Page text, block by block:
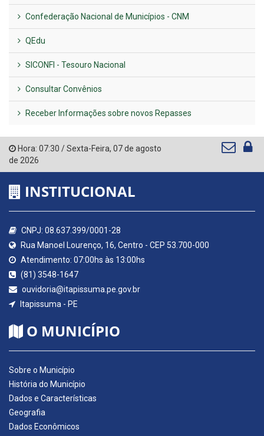
Confederação Nacional de Municípios - CNM
QEdu
SICONFI - Tesouro Nacional
Consultar Convênios
Receber Informações sobre novos Repasses
Hora: 07:30 /Sexta-Feira, 07 de agosto
de 2026
INSTITUCIONAL
CNPJ: 08.637.399/0001-28
Rua Manoel Lourenço, 16, Centro - CEP 53.700-000
Atendimento: 07:00hs às 13:00hs
(81) 3548-1647
ouvidoria@itapissuma.pe.gov.br
Itapissuma - PE
O MUNICÍPIO
Sobre o Município
História do Município
Dados e Características
Geografia
Dados Econômicos